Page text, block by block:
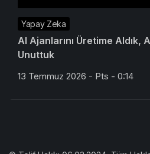
Yapay Zeka
AI Ajanlarını Üretime Aldık,
Unuttuk
13 Temmuz 2026 - Pts - 0:14